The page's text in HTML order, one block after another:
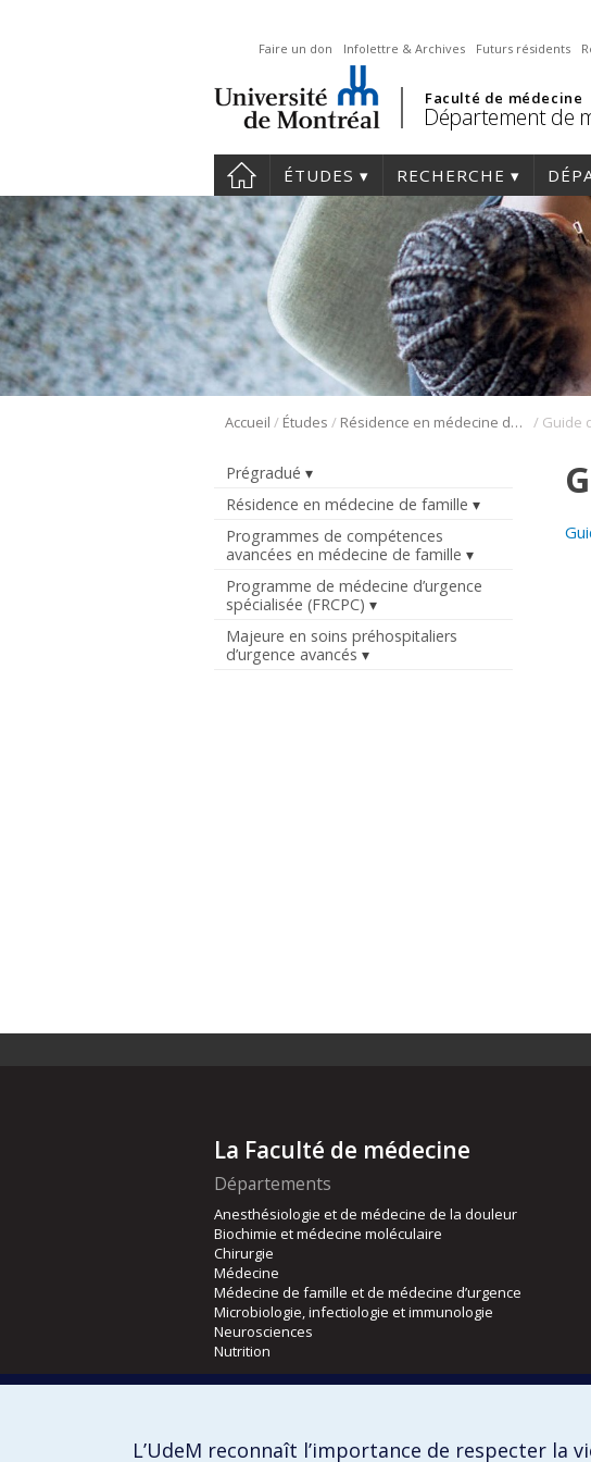
Faire un don Infolettre & Archives Futurs résidents
Faculté de médecine
Département de
ÉTUDES RECHERCHE
Accueil / Études / Résidence en médecine de famille / Guide
Prégradué
Résidence en médecine de famille
Programmes de compétences
avancées en médecine de famille
Programme de médecine d’urgence
spécialisée (FRCPC)
Majeure en soins préhospitaliers
d’urgence avancés
La Faculté de médecine
Départements
Anesthésiologie et de médecine de la douleur
Biochimie et médecine moléculaire
Chirurgie
Médecine
Médecine de famille et de médecine d’urgence
Microbiologie, infectiologie et immunologie
Neurosciences
Nutrition
Orthophonie et audiologie
L’UdeM reconnaît l’importance de respecter la